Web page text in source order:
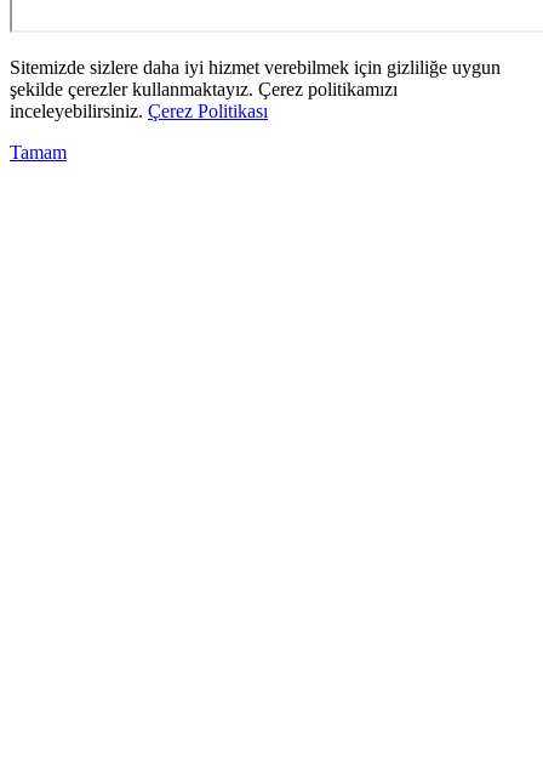
Sitemizde sizlere daha iyi hizmet verebilmek için gizliliğe uygun
şekilde çerezler kullanmaktayız. Çerez politikamızı
inceleyebilirsiniz. Çerez Politikası
Tamam